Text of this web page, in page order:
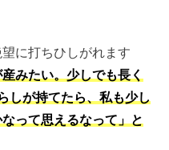
に打ちひしがれます
みたい。少しでも長く
しが持てたら、私も少し
って思えるなって」と